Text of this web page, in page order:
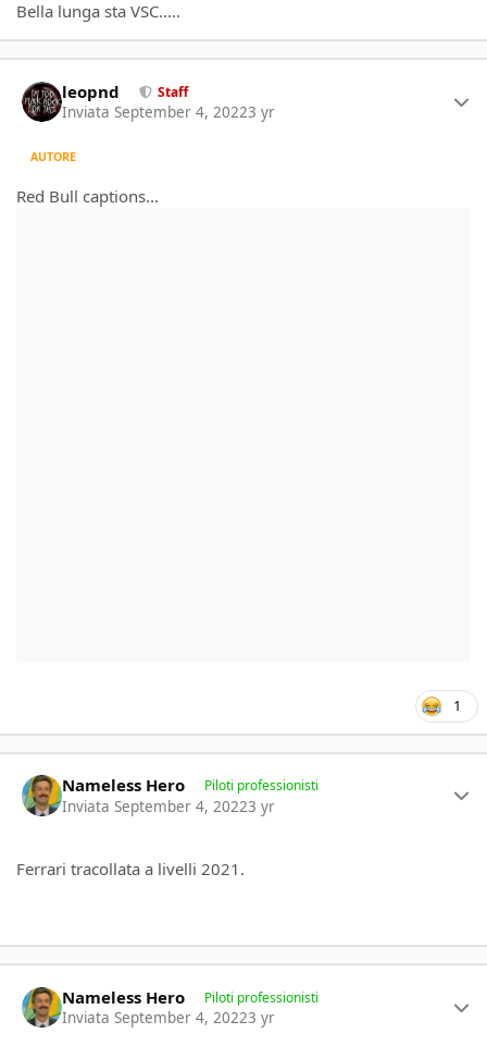
Bella lunga sta VSC.....
leopnd Staff
Inviata September 4, 20223 yr
AUTORE
Red Bull captions...
1
Nameless Hero Piloti professionisti
Inviata September 4, 20223 yr
Ferrari tracollata a livelli 2021.
Nameless Hero Piloti professionisti
Inviata September 4, 20223 yr